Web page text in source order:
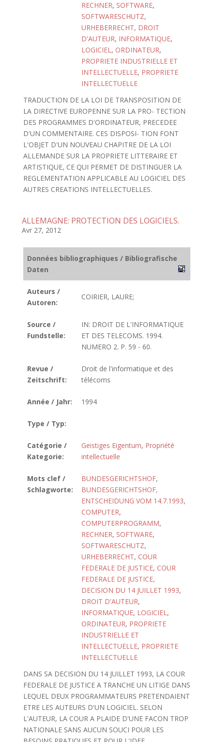
RECHNER, SOFTWARE,
SOFTWARESCHUTZ,
URHEBERRECHT, DROIT
D'AUTEUR, INFORMATIQUE,
LOGICIEL, ORDINATEUR,
PROPRIETE INDUSTRIELLE ET
INTELLECTUELLE, PROPRIETE
INTELLECTUELLE
TRADUCTION DE LA LOI DE TRANSPOSITION DE
LA DIRECTIVE EUROPENNE SUR LA PRO- TECTION
DES PROGRAMMES D'ORDINATEUR, PRECEDEE
D'UN COMMENTAIRE. CES DISPOSI- TION FONT
L'OBJET D'UN NOUVEAU CHAPITRE DE LA LOI
ALLEMANDE SUR LA PROPRIETE LITTERAIRE ET
ARTISTIQUE, CE QUI PERMET DE DISTINGUER LA
REGLEMENTATION APPLICABLE AU LOGICIEL DES
AUTRES CREATIONS INTELLECTUELLES.
ALLEMAGNE: PROTECTION DES LOGICIELS.
Avr 27, 2012
Données bibliographiques / Bibliografische
Daten
Auteurs /
Autoren:
COIRIER, LAURE;
Source /
Fundstelle:
IN: DROIT DE L'INFORMATIQUE
ET DES TELECOMS. 1994.
NUMERO 2. P. 59 - 60.
Revue /
Zeitschrift:
Droit de l'informatique et des
télécoms
Année / Jahr: 1994
Type / Typ:
Catégorie /
Kategorie:
Geistiges Eigentum, Propriété
intellectuelle
Mots clef /
Schlagworte:
BUNDESGERICHTSHOF,
BUNDESGERICHTSHOF,
ENTSCHEIDUNG VOM 14.7.1993,
COMPUTER,
COMPUTERPROGRAMM,
RECHNER, SOFTWARE,
SOFTWARESCHUTZ,
URHEBERRECHT, COUR
FEDERALE DE JUSTICE, COUR
FEDERALE DE JUSTICE,
DECISION DU 14 JUILLET 1993,
DROIT D'AUTEUR,
INFORMATIQUE, LOGICIEL,
ORDINATEUR, PROPRIETE
INDUSTRIELLE ET
INTELLECTUELLE, PROPRIETE
INTELLECTUELLE
DANS SA DECISION DU 14 JUILLET 1993, LA COUR
FEDERALE DE JUSTICE A TRANCHE UN LITIGE DANS
LEQUEL DEUX PROGRAMMATEURS PRETENDAIENT
ETRE LES AUTEURS D'UN LOGICIEL. SELON
L'AUTEUR, LA COUR A PLAIDE D'UNE FACON TROP
NATIONALE SANS AUCUN SOUCI POUR LES